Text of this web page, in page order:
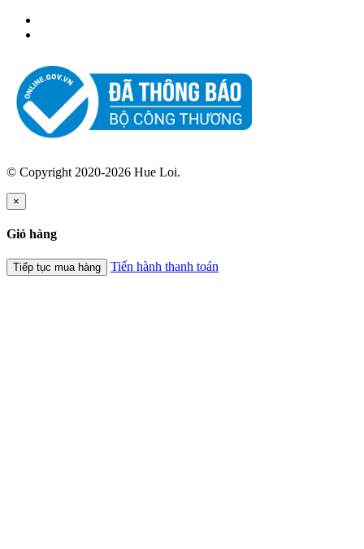
© Copyright 2020-2026 Hue Loi.
×
Giỏ hàng
Tiếp tục mua hàng Tiến hành thanh toán